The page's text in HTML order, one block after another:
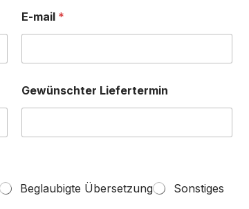
E-mail *
Gewünschter Liefertermin
Beglaubigte Übersetzung Sonstiges